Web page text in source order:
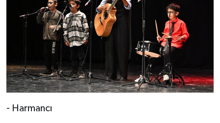
- Harmancı